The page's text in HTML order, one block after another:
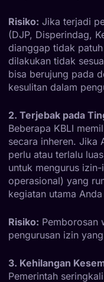
Risiko: Jika terjadi
(DJP, Disperindag,
dianggap tidak
dilakukan tidak
bisa berujung pada
kesulitan dalam
2. Terjebak pada
Beberapa KBLI
secara inheren. Jika
perlu atau terlalu
untuk mengurus
operasional) yang
kegiatan utama
Risiko: Pemborosan
pengurusan izin
3. Kehilangan
Pemerintah